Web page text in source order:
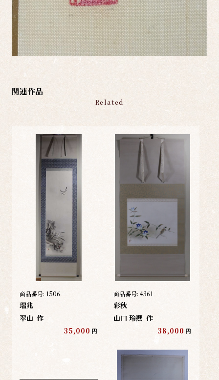
関連作品
Related
商品番号: 1506
瑞兆
翠山 作
35,000 円
商品番号: 4361
彩秋
山口 玲凞 作
38,000 円